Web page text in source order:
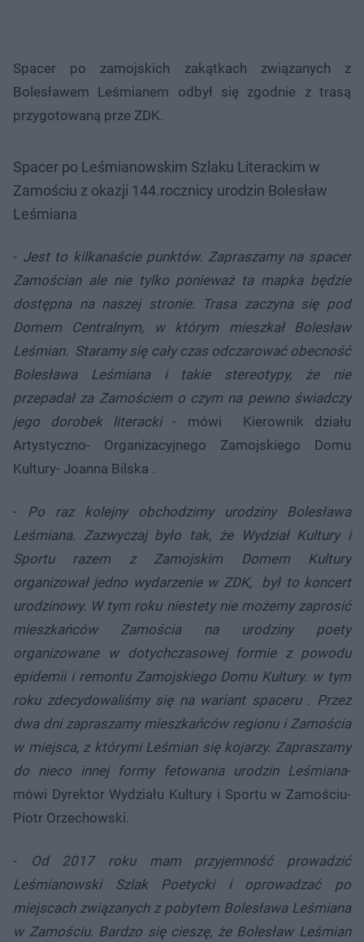
Spacer po zamojskich zakątkach związanych z
Bolesławem Leśmianem odbył się zgodnie z trasą
przygotowaną prze ZDK.
Spacer po Leśmianowskim Szlaku Literackim w
Zamościu z okazji 144.rocznicy urodzin Bolesław
Leśmiana
- Jest to kilkanaście punktów. Zapraszamy na spacer
Zamościan ale nie tylko ponieważ ta mapka będzie
dostępna na naszej stronie. Trasa zaczyna się pod
Domem Centralnym, w którym mieszkał Bolesław
Leśmian. Staramy się cały czas odczarować obecność
Bolesława Leśmiana i takie stereotypy, że nie
przepadał za Zamościem o czym na pewno świadczy
jego dorobek literacki- mówi Kierownik działu
Artystyczno- Organizacyjnego Zamojskiego Domu
Kultury- Joanna Bilska .
- Po raz kolejny obchodzimy urodziny Bolesława
Leśmiana. Zazwyczaj było tak, że Wydział Kultury i
Sportu razem z Zamojskim Domem Kultury
organizował jedno wydarzenie w ZDK, był to koncert
urodzinowy. W tym roku niestety nie możemy zaprosić
mieszkańców Zamościa na urodziny poety
organizowane w dotychczasowej formie z powodu
epidemii i remontu Zamojskiego Domu Kultury. w tym
roku zdecydowaliśmy się na wariant spaceru . Przez
dwa dni zapraszamy mieszkańców regionu i Zamościa
w miejsca, z którymi Leśmian się kojarzy. Zapraszamy
do nieco innej formy fetowania urodzin Leśmiana-
mówi Dyrektor Wydziału Kultury i Sportu w Zamościu-
Piotr Orzechowski.
-
Od 2017 roku mam przyjemność prowadzić
Leśmianowski Szlak Poetycki i oprowadzać po
miejscach związanych z pobytem Bolesława Leśmiana
w Zamościu. Bardzo się cieszę, że Bolesław Leśmian